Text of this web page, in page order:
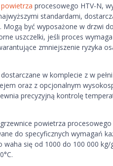
procesowego HTV-N,
standardami,
Mogą być wyposażone w drzwi
uszczelki, jeśli proces
zmniejszenie ryzyka
w komplecie z w
oraz z opcjonalnym
precyzyjną kontrolę
powietrza
do specyficznych wymagań
się od 1000 do 100 000